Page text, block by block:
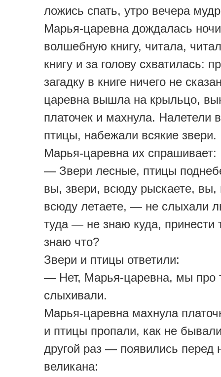
ложись спать, утро вечера
Марья-царевна дождалась
волшебную книгу, читала,
книгу и за голову схватилась:
загадку в книге ничего не
царевна вышла на крыльцо,
платочек и махнула. Налетели
птицы, набежали всякие звери.
Марья-царевна их спрашивает:
— Звери лесные, птицы
вы, звери, всюду рыскаете, вы,
всюду летаете, — не слыхали
туда — не знаю куда,
знаю что?
Звери и птицы ответили:
— Нет, Марья-царевна, мы про
слыхивали.
Марья-царевна махнула
и птицы пропали, как не
другой раз — появились перед
великана: